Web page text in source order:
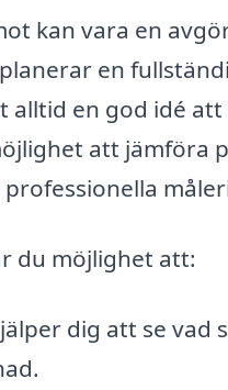
kan vara en
en
alltid en god idé
att jämföra
du möjlighet att:
dig att se vad